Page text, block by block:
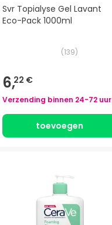
Svr Topialyse Gel Lavant
Eco-Pack 1000ml
(139)
6,22 €
Verzending binnen 24-72 uur
toevoegen